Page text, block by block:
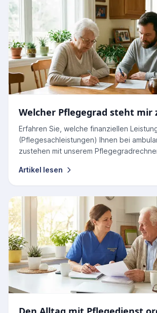
Welcher Pflegegrad steht mir
Erfahren Sie, welche finanziellen
(Pflegesachleistungen) Ihnen bei
zustehen mit unserem
Artikel lesen